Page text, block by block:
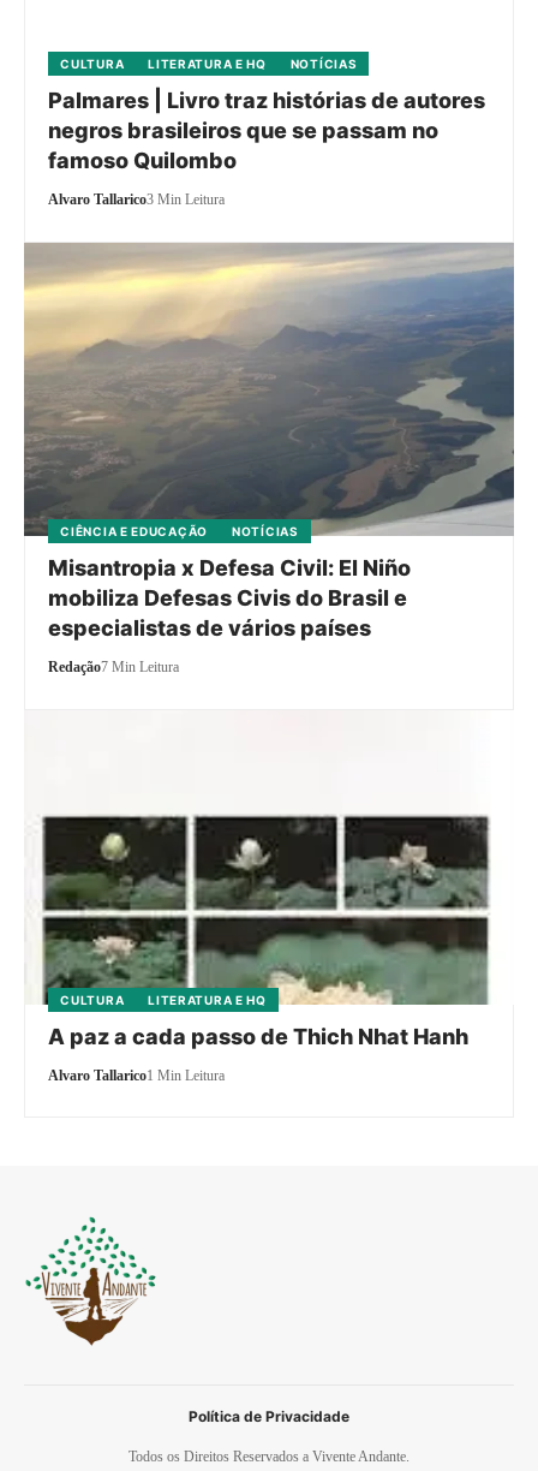
CULTURA LITERATURA E HQ NOTÍCIAS
Palmares | Livro traz histórias de autores
negros brasileiros que se passam no
famoso Quilombo
Alvaro Tallarico3 Min Leitura
CIÊNCIA E EDUCAÇÃO NOTÍCIAS
Misantropia x Defesa Civil: El Niño
mobiliza Defesas Civis do Brasil e
especialistas de vários países
Redação7 Min Leitura
CULTURA LITERATURA E HQ
A paz a cada passo de Thich Nhat Hanh
Alvaro Tallarico1 Min Leitura
Todos os Direitos Reservados a Vivente Andante.
Política de Privacidade